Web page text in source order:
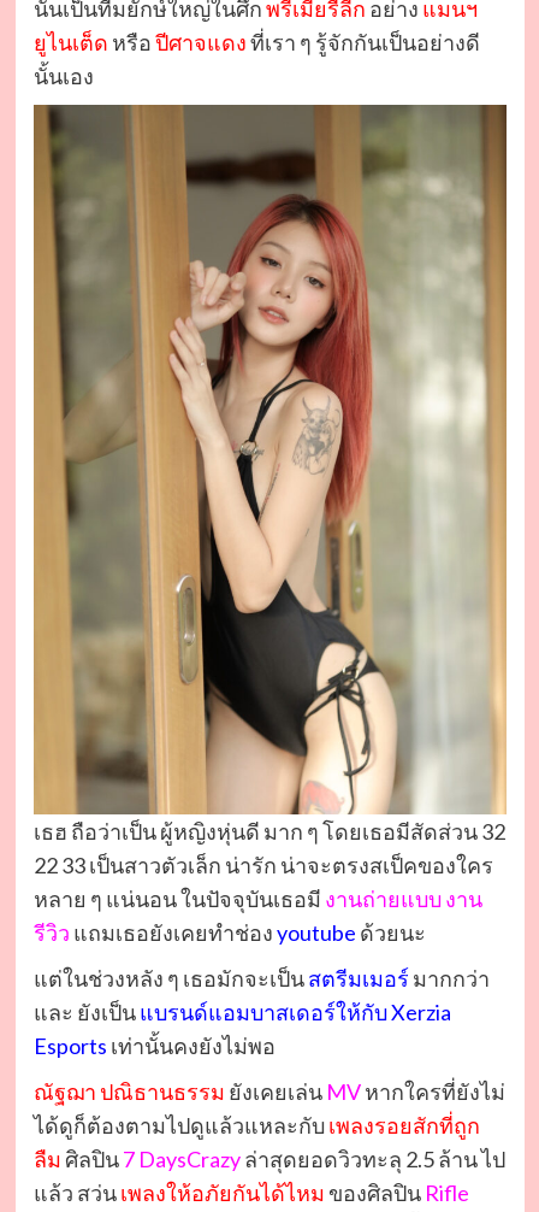
นั้นเป็นทีมยักษ์ใหญ่ในศึกพรีเมียรืลีก อย่าง แมนฯ
ยูไนเต็ด หรือปีศาจแดงที่เรา ๆ รู้จักกันเป็นอย่างดี
นั้นเอง
เธฮ ถือว่าเป็น ผู้หญิงหุ่นดี มาก ๆ โดยเธอมีสัดส่วน 32
22 33 เป็นสาวตัวเล็ก น่ารัก น่าจะตรงสเป็คของใคร
หลาย ๆ แน่นอน ในปัจจุบันเธอมี งานถ่ายแบบ งาน
รีวิว แถมเธอยังเคยทำช่องyoutube ด้วยนะ
แต่ในช่วงหลัง ๆ เธอมักจะเป็นสตรีมเมอร์ มากกว่า
และ ยังเป็นแบรนด์แอมบาสเดอร์ให้กับ Xerzia
Esports เท่านั้นคงยังไม่พอ
ณัฐฌา ปณิธานธรรม ยังเคยเล่น MVหากใครที่ยังไม่
ได้ดูก็ต้องตามไปดูแล้วแหละกับเพลงรอยสักที่ถูก
ลืม ศิลปิน7 DaysCrazyล่าสุดยอดวิวทะลุ 2.5 ล้าน ไป
แล้ว สว่นเพลงให้อภัยกันได้ไหม ของศิลปินRifle